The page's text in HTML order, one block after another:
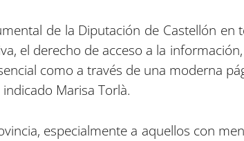
de la Diputación de Castellón en
el derecho de acceso a la
como a través de una moderna
Marisa Torlà.
especialmente a aquellos con